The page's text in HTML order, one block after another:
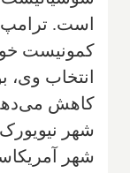
است. ترامپ
کمونیست
انتخاب وی،
کاهش
شهر
شهر